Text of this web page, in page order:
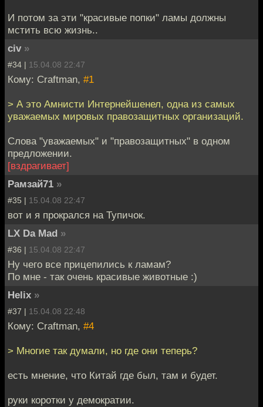
И потом за эти "красивые попки" ламы должны
мстить всю жизнь..
civ »
#34 | 15.04.08 22:47
Кому: Craftman, #1
> А это Амнисти Интернейшенел, одна из самых
уважаемых мировых правозащитных организаций.
Слова "уважаемых" и "правозащитных" в одном
предложении.
[вздрагивает]
Рамзай71 »
#35 | 15.04.08 22:47
вот и я прокрался на Тупичок.
LX Da Mad »
#36 | 15.04.08 22:47
Ну чего все прицепились к ламам?
По мне - так очень красивые животные :)
Helix »
#37 | 15.04.08 22:48
Кому: Craftman, #4
> Многие так думали, но где они теперь?
есть мнение, что Китай где был, там и будет.
руки коротки у демократии.